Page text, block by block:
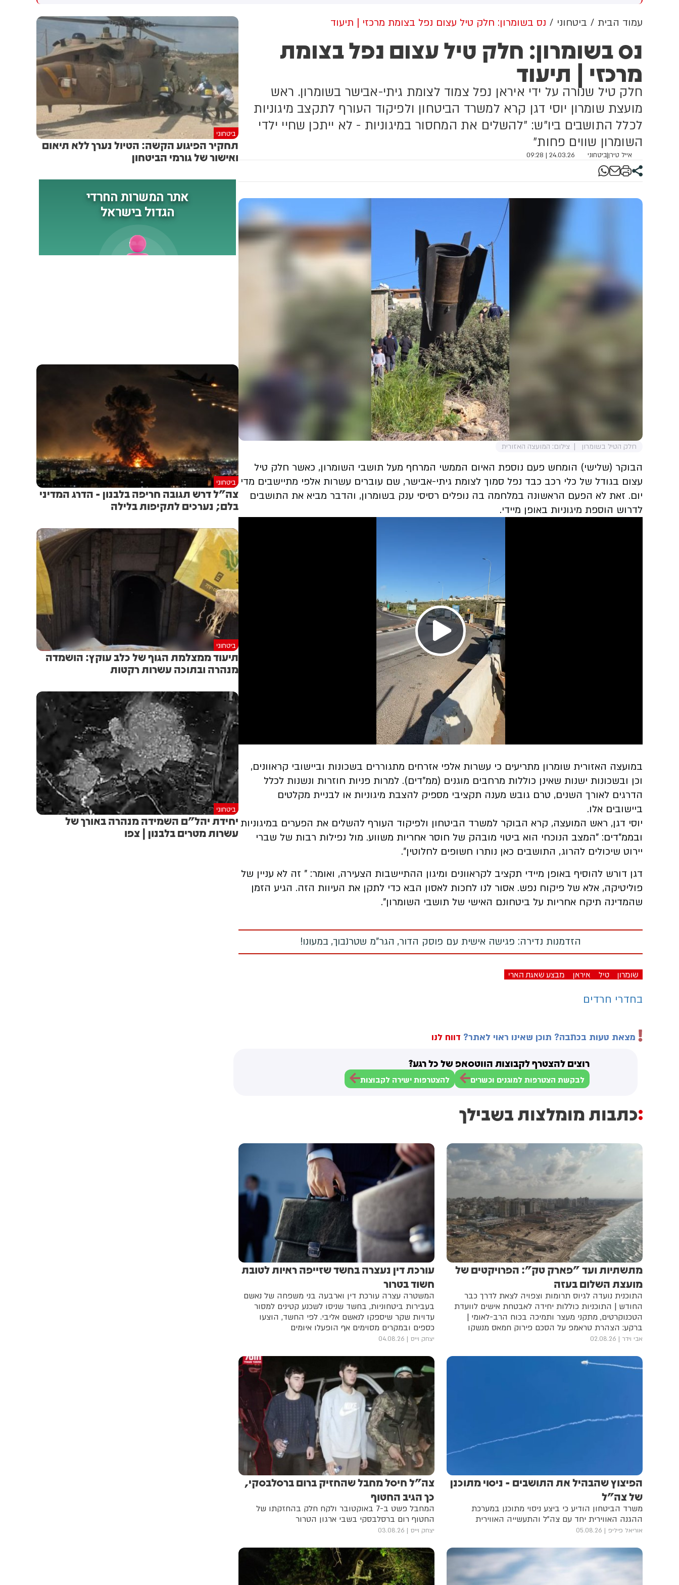
בעקבות האיומים הועלתה רמת
האיום על חבר הכנסת ותוגברה
הלאומי של הפרלמנט, אמר כי
מידע שנמסר לו "מצביע על כך"
ששיחת טלפון שבה היה מעורב
בנו של לריג'אני, מורטזא, זוהתה
החקירה המשפטית לא תומכת
בגרסה הזו
המחלה. מתחילת השנה אובחנו
עד כה עשרה חולים במחלה.
המשרד להגנת הסביבה ומשרד
הבריאות מעדכנים על לכידת
יתושות נגועות בנגיף קדחת
מערב הנילוס בתל אביב, טייבה,
טירה, קלנסווה ובמועצה
האזורית לב השרון
עמוד הבית ביטחוני נס בשומרון: חלק טיל עצום נפל בצומת מרכזי | תיעוד
נס בשומרון: חלק טיל עצום נפל בצומת
מרכזי | תיעוד
חלק טיל שנורה על ידי איראן נפל צמוד לצומת גיתי-אבישר בשומרון. ראש
מועצת שומרון יוסי דגן קרא למשרד הביטחון ולפיקוד העורף לתקצב מיגוניות
לכלל התושבים ביו״ש: ״להשלים את המחסור במיגוניות - לא ייתכן שחיי ילדי
השומרון שווים פחות״
אייל טירן|ביטחוני 24.03.26 | 09:28
חלק הטיל בשומרון צילום: המועצה האזורית
הבוקר (שלישי) הומחש פעם נוספת האיום הממשי המרחף מעל תושבי השומרון, כאשר חלק טיל
עצום בגודל של כלי רכב כבד נפל סמוך לצומת גיתי-אבישר, שם עוברים עשרות אלפי מתיישבים מדי
יום. זאת לא הפעם הראשונה במלחמה בה נופלים רסיסי ענק בשומרון, והדבר מביא את התושבים
לדרוש הוספת מיגוניות באופן מיידי.
Play
Video
במועצה האזורית שומרון מתריעים כי עשרות אלפי אזרחים מתגוררים בשכונות וביישובי קראוונים,
וכן ובשכונות ישנות שאינן כוללות מרחבים מוגנים (ממ״דים). למרות פניות חוזרות ונשנות לכלל
הדרגים לאורך השנים, טרם גובש מענה תקציבי מספיק להצבת מיגוניות או לבניית מקלטים
ביישובים אלו.
יוסי דגן, ראש המועצה, קרא הבוקר למשרד הביטחון ולפיקוד העורף להשלים את הפערים במיגוניות
ובממ״דים: "המצב הנוכחי הוא ביטוי מובהק של חוסר אחריות משווע. מול נפילות רבות של שברי
יירוט שיכולים להרוג, התושבים כאן נותרו חשופים לחלוטין״.
דגן דורש להוסיף באופן מיידי תקציב לקראוונים ומיגון ההתיישבות הצעירה, ואומר: ״ זה לא עניין של
פוליטיקה, אלא של פיקוח נפש. אסור לנו לחכות לאסון הבא כדי לתקן את העיוות הזה. הגיע הזמן
שהמדינה תיקח אחריות על ביטחונם האישי של תושבי השומרון״.
הזדמנות נדירה: פגישה אישית עם פוסק הדור, הגר"מ שטרנבוך, במעונו!
שומרון טיל איראן מבצע שאגת הארי
בחדרי חרדים
מצאת טעות בכתבה? תוכן שאינו ראוי לאתר? דווח לנו
רוצים להצטרף לקבוצות הווטסאפ של כל רגע?
לבקשת הצטרפות למוגנים וכשרים להצטרפות ישירה לקבוצות
כתבות מומלצות בשבילך
מתשתיות ועד "פארק טק": הפרויקטים של
מועצת השלום בעזה
התוכנית נועדה לגיוס תרומות וצפויה לצאת לדרך כבר
החודש | התוכניות כוללות יחידה לאבטחת אישים לוועדת
הטכנוקרטים, מתקני מעצר ותמיכה בכוח הרב-לאומי |
ברקע: הצהרת טראמפ על הסכם פירוק חמאס מנשקו
אבי וידר 02.08.26
עורכת דין נעצרה בחשד שזייפה ראיות לטובת
חשוד בטרור
המשטרה עצרה עורכת דין וארבעה בני משפחה של נאשם
בעבירות ביטחוניות, בחשד שניסו לשכנע קטינים למסור
עדויות שקר שיספקו לנאשם אליבי. לפי החשד, הוצעו
כספים ובמקרים מסוימים אף הופעלו איומים
יצחק וייס 04.08.26
הפיצוץ שהבהיל את התושבים - ניסוי מתוכנן
של צה"ל
משרד הביטחון הודיע כי ביצע ניסוי מתוכנן במערכת
ההגנה האווירית יחד עם צה"ל והתעשייה האווירית
אוריאל פיליפ 05.08.26
צה"ל חיסל מחבל שהחזיק ברום ברסלבסקי,
כך הגיב החטוף
המחבל פשט ב-7 באוקטובר ולקח חלק בהחזקתו של
החטוף רום ברסלבסקי בשבי ארגון הטרור
יצחק וייס 03.08.26
ביטחוני
תחקיר הפיגוע הקשה: הטיול נערך ללא תיאום
ואישור של גורמי הביטחון
ביטחוני
צה"ל דרש תגובה חריפה בלבנון - הדרג המדיני
בלם; נערכים לתקיפות בלילה
ביטחוני
תיעוד ממצלמת הגוף של כלב עוקץ: הושמדה
מנהרה ובתוכה עשרות רקטות
ביטחוני
יחידת יהל״ם השמידה מנהרה באורך של
עשרות מטרים בלבנון | צפו